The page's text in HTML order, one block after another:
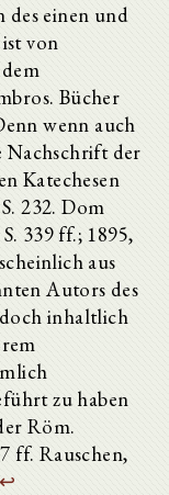
einen und
von
Bücher
wenn auch
Nachschrift der
Katechesen
232. Dom
339 ff.; 1895,
aus
Autors des
doch inhaltlich
zu haben
Röm.
ff. Rauschen,
↩